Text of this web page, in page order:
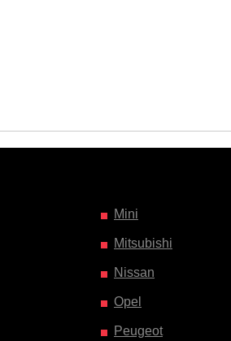
Mini
Mitsubishi
Nissan
Opel
Peugeot